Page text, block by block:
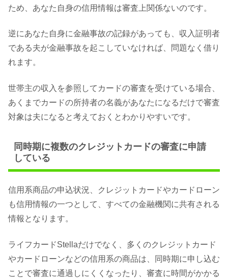
ため、あなた自身の信用情報は審査上関係ないのです。
逆にあなた自身に金融事故の記録があっても、収入証明者
である夫が金融事故を起こしていなければ、問題なく借り
れます。
世帯主の収入を参照してカードの審査を受けている場合、
あくまでカードの所持者の名義があなたになるだけで審査
対象は夫になると考えておくとわかりやすいです。
同時期に複数のクレジットカードの審査に申請
している
信用系商品の申込状況、クレジットカードやカードローン
も信用情報の一つとして、すべての金融機関に共有される
情報となります。
ライフカードStellaだけでなく、多くのクレジットカード
やカードローンなどの信用系の商品は、同時期に申し込む
ことで審査に通過しにくくなったり、審査に時間がかかる